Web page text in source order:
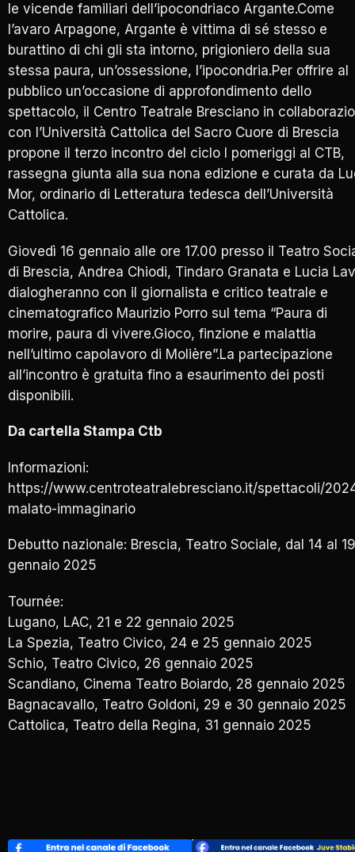
le vicende familiari dell’ipocondriaco Argante.Come
l’avaro Arpagone, Argante è vittima di sé stesso e
burattino di chi gli sta intorno, prigioniero della sua
stessa paura, un’ossessione, l’ipocondria.Per offrire al
pubblico un’occasione di approfondimento dello
spettacolo, il Centro Teatrale Bresciano in
con l’Università Cattolica del Sacro Cuore di Brescia
propone il terzo incontro del ciclo I pomeriggi al CTB,
rassegna giunta alla sua nona edizione e curata da
Mor, ordinario di Letteratura tedesca dell’Università
Cattolica.
Giovedì 16 gennaio alle ore 17.00 presso il Teatro
di Brescia, Andrea Chiodi, Tindaro Granata e Lucia
dialogheranno con il giornalista e critico teatrale e
cinematografico Maurizio Porro sul tema “Paura di
morire, paura di vivere.Gioco, finzione e malattia
nell’ultimo capolavoro di Molière”.La partecipazione
all’incontro è gratuita fino a esaurimento dei posti
disponibili.
Da cartella Stampa Ctb
Informazioni:
https://www.centroteatralebresciano.it/spettacoli/
malato-immaginario
Debutto nazionale: Brescia, Teatro Sociale, dal 14 al 19
gennaio 2025
Tournée:
Lugano, LAC, 21 e 22 gennaio 2025
La Spezia, Teatro Civico, 24 e 25 gennaio 2025
Schio, Teatro Civico, 26 gennaio 2025
Scandiano, Cinema Teatro Boiardo, 28 gennaio 2025
Bagnacavallo, Teatro Goldoni, 29 e 30 gennaio 2025
Cattolica, Teatro della Regina, 31 gennaio 2025